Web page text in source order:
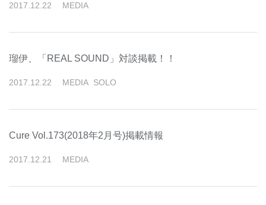
2017 12 22 MEDIA
瑠伊、「REAL SOUND」対談掲載！！
2017 12 22 MEDIA SOLO
Cure Vol.173(2018年2月号)掲載情報
2017 12 21 MEDIA